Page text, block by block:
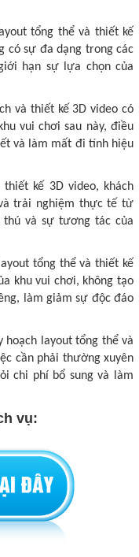
tổng thể và thiết kế
có sự đa dạng trong các
hạn sự lựa chọn của
và thiết kế 3D video có
vui chơi sau này, điều
và làm mất đi tính hiệu
kế 3D video, khách
trải nghiệm thực tế từ
và sự tương tác của
tổng thể và thiết kế
khu vui chơi, không tạo
làm giảm sự độc đáo
hoạch layout tổng thể và
cần phải thường xuyên
chi phí bổ sung và làm
vụ: